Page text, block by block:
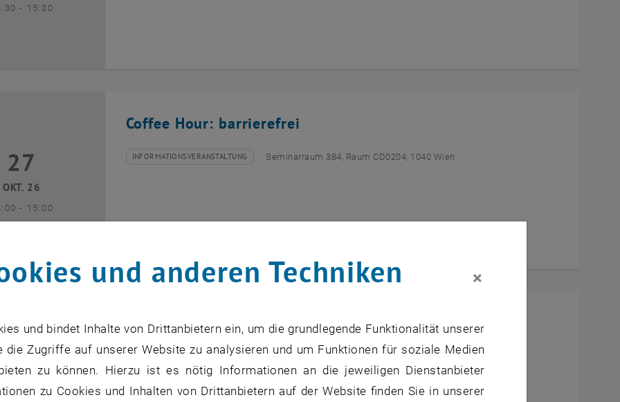
- bis
15:30
Coffee Hour: barrierefrei
Oktober 2026
27
OKT. 26
- bis
15:00
Veranstaltungstyp:
INFORMATIONSVERANSTALTUNG
Veranstaltungsort: Seminarraum 384, Raum CD0204, 1040 Wien
Coffee Hour: International Students
November 2026
10
NOV. 26
INFORMATIONSVERANSTALTUNG Seminarraum AE U1 - 7, 1040 Wien
und anderen Techniken ×
und bindet Inhalte von Drittanbietern ein, um die grundlegende Funktionalität unserer
Zugriffe auf unserer Website zu analysieren und um Funktionen für soziale Medien
zu können. Hierzu ist es nötig Informationen an die jeweiligen Dienstanbieter
zu Cookies und Inhalten von Drittanbietern auf der Website finden Sie in unserer